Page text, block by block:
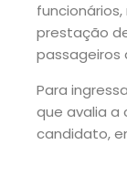
prestação
passageiros
Para
que avalia
candidato,